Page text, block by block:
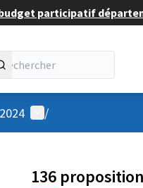
participatif
Menu utilisateur
/
136